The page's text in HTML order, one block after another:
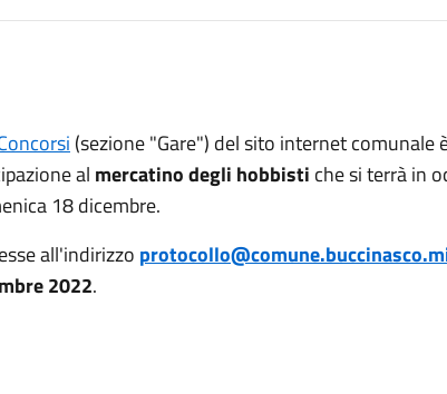
(sezione "Gare") del sito internet comunale
al mercatino degli hobbisti che si terrà in
18 dicembre.
all'indirizzo
2022.